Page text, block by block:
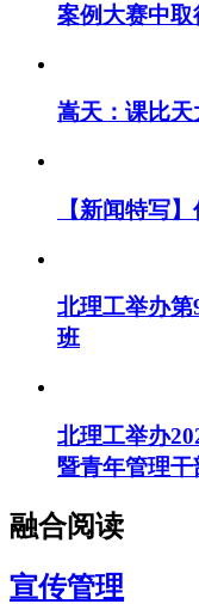
案例大赛中取
嵩天：课比
【新闻特写
北理工举办
班
北理工举办
暨青年管理
融合阅读
宣传管理